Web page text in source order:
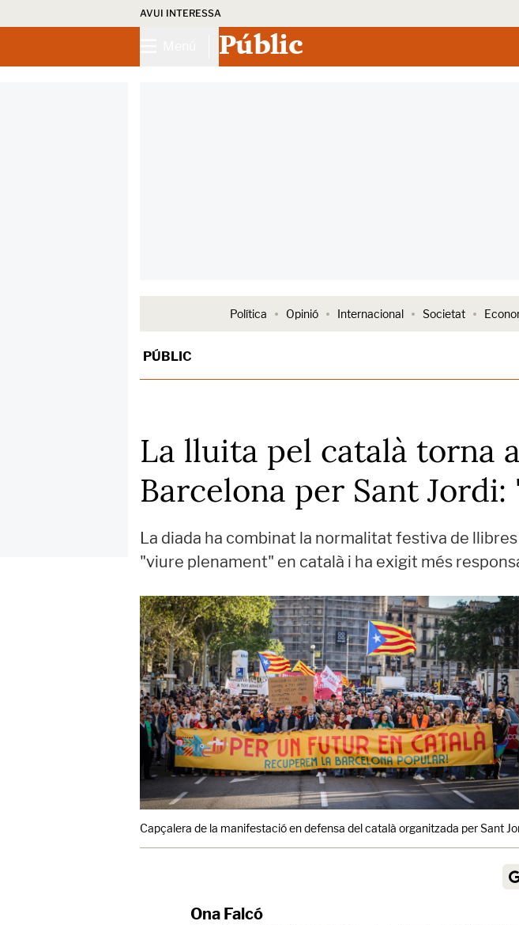
AVUI INTERESSA
Públic
Política Opinió Internacional Societat
PÚBLIC
La lluita pel català torna
Barcelona per Sant
La diada ha combinat la normalitat festiva de
"viure plenament" en català i ha exigit més
Capçalera de la manifestació en defensa del català organitzada per Sant
Ona Falcó